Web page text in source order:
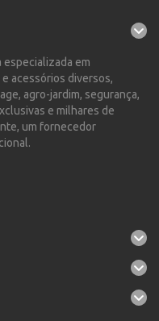
especializada em
acessórios diversos,
agro-jardim, segurança,
e milhares de
um fornecedor